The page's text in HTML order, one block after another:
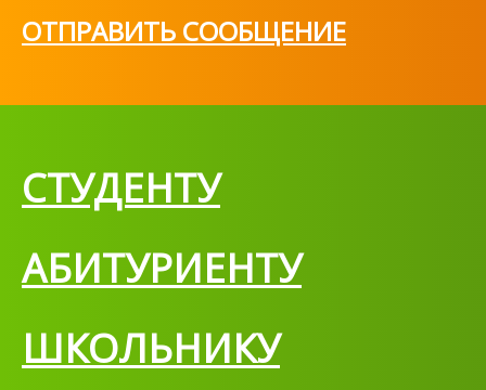
ОТПРАВИТЬ СООБЩЕНИЕ
СТУДЕНТУ
АБИТУРИЕНТУ
ШКОЛЬНИКУ